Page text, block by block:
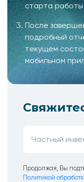
старта
После
подробный
текущем
мобильном
Продолжая, Вы
Политикой